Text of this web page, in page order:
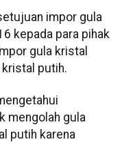
impor gula
kepada para pihak
gula kristal
putih.
mengolah gula
putih karena